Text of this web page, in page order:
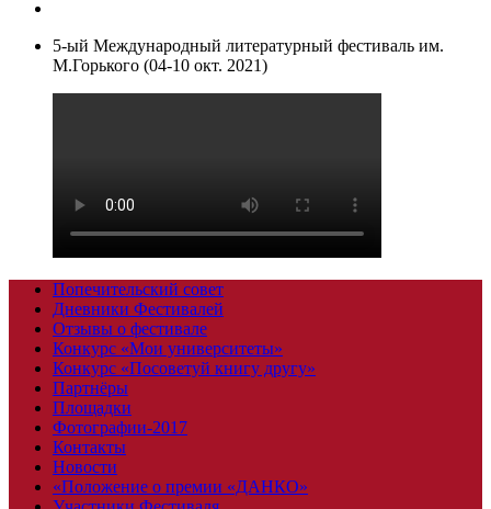
5-ый Международный литературный фестиваль им.
М.Горького (04-10 окт. 2021)
Попечительский совет
Дневники Фестивалей
Отзывы о фестивале
Конкурс «Мои университеты»
Конкурс «Посоветуй книгу другу»
Партнёры
Площадки
Фотографии-2017
Контакты
Новости
«Положение о премии «ДАНКО»